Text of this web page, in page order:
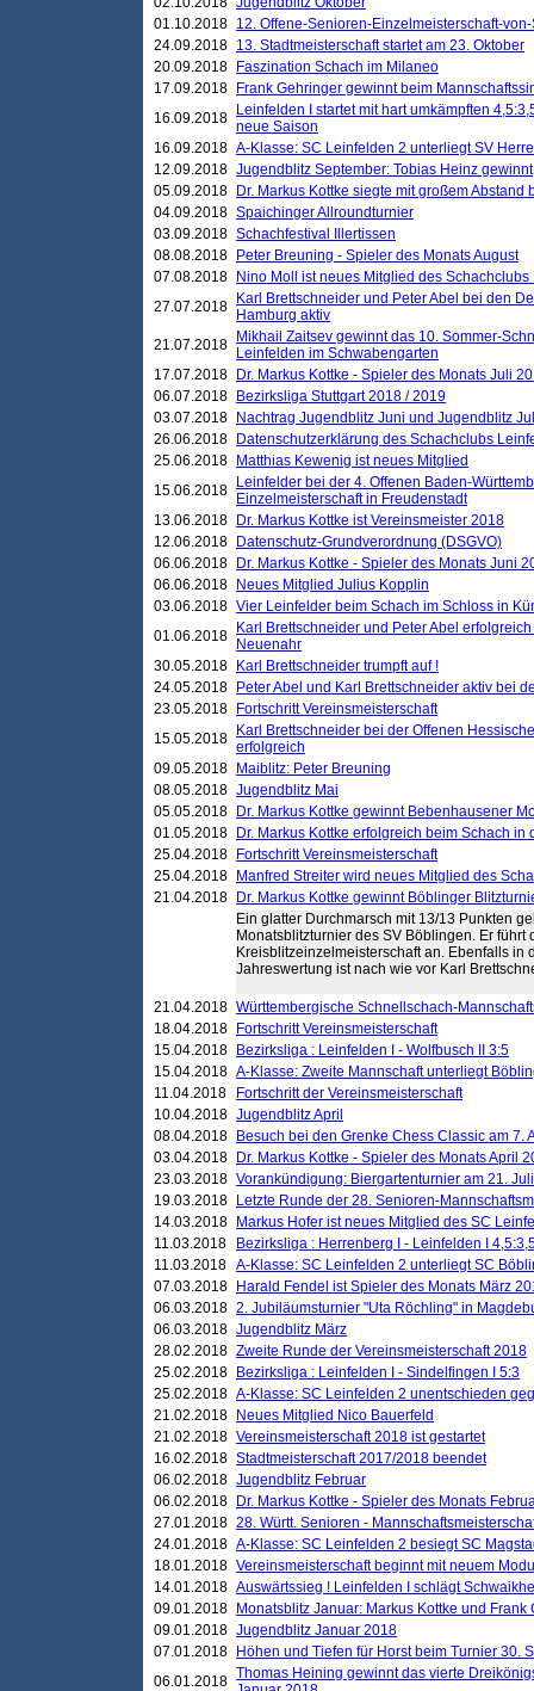
01.10.2018 12. Offene-Senioren-Einzelmeisterschaft-
24.09.2018 13. Stadtmeisterschaft startet am 23. Oktober
20.09.2018
Faszination Schach im Milaneo
17.09.2018
Frank Gehringer gewinnt beim
16.09.2018
Leinfelden I startet mit hart umkämpften
neue Saison
16.09.2018 A-Klasse: SC Leinfelden 2 unterliegt SV
12.09.2018 Jugendblitz September: Tobias Heinz gewinnt
05.09.2018
Dr. Markus Kottke siegte mit großem
04.09.2018 Spaichinger Allroundturnier
03.09.2018 Schachfestival Illertissen
08.08.2018
Peter Breuning - Spieler des Monats August
07.08.2018
Nino Moll ist neues Mitglied des
27.07.2018
Karl Brettschneider und Peter Abel bei den
Hamburg aktiv
21.07.2018
Mikhail Zaitsev gewinnt das 10. Sommer-
Leinfelden im Schwabengarten
17.07.2018
Dr. Markus Kottke - Spieler des Monats Juli
06.07.2018
Bezirksliga Stuttgart 2018 / 2019
03.07.2018
Nachtrag Jugendblitz Juni und Jugendblitz
26.06.2018
Datenschutzerklärung des Schachclubs
25.06.2018
Matthias Kewenig ist neues Mitglied
15.06.2018
Leinfelder bei der 4. Offenen Baden-
Einzelmeisterschaft in Freudenstadt
13.06.2018
Dr. Markus Kottke ist Vereinsmeister 2018
12.06.2018
Datenschutz-Grundverordnung (DSGVO)
06.06.2018
Dr. Markus Kottke - Spieler des Monats Juni
06.06.2018
Neues Mitglied Julius Kopplin
03.06.2018 Vier Leinfelder beim Schach im Schloss in
01.06.2018
Karl Brettschneider und Peter Abel
Neuenahr
30.05.2018
Karl Brettschneider trumpft auf !
24.05.2018
Peter Abel und Karl Brettschneider aktiv bei
23.05.2018
Fortschritt Vereinsmeisterschaft
15.05.2018
Karl Brettschneider bei der Offenen
erfolgreich
09.05.2018
Maiblitz: Peter Breuning
08.05.2018 Jugendblitz Mai
05.05.2018
Dr. Markus Kottke gewinnt Bebenhausener
01.05.2018
Dr. Markus Kottke erfolgreich beim Schach
25.04.2018
Fortschritt Vereinsmeisterschaft
25.04.2018
Manfred Streiter wird neues Mitglied des
21.04.2018
Dr. Markus Kottke gewinnt Böblinger
Ein glatter Durchmarsch mit 13/13 Punkten
Monatsblitzturnier des SV Böblingen. Er
Kreisblitzeinzelmeisterschaft an. Ebenfalls in
Jahreswertung ist nach wie vor Karl
21.04.2018 Württembergische Schnellschach-
18.04.2018
Fortschritt Vereinsmeisterschaft
15.04.2018
Bezirksliga : Leinfelden I - Wolfbusch II 3:5
15.04.2018 A-Klasse: Zweite Mannschaft unterliegt
11.04.2018
Fortschritt der Vereinsmeisterschaft
10.04.2018 Jugendblitz April
08.04.2018
Besuch bei den Grenke Chess Classic am 7.
03.04.2018
Dr. Markus Kottke - Spieler des Monats April
23.03.2018 Vorankündigung: Biergartenturnier am 21.
19.03.2018
Letzte Runde der 28. Senioren-
14.03.2018
Markus Hofer ist neues Mitglied des SC
11.03.2018
Bezirksliga : Herrenberg I - Leinfelden I
11.03.2018 A-Klasse: SC Leinfelden 2 unterliegt SC
07.03.2018
Harald Fendel ist Spieler des Monats März
06.03.2018 2. Jubiläumsturnier "Uta Röchling" in
06.03.2018 Jugendblitz März
28.02.2018 Zweite Runde der Vereinsmeisterschaft 2018
25.02.2018
Bezirksliga : Leinfelden I - Sindelfingen I 5:3
25.02.2018 A-Klasse: SC Leinfelden 2 unentschieden
21.02.2018
Neues Mitglied Nico Bauerfeld
21.02.2018 Vereinsmeisterschaft 2018 ist gestartet
16.02.2018 Stadtmeisterschaft 2017/2018 beendet
06.02.2018 Jugendblitz Februar
06.02.2018
Dr. Markus Kottke - Spieler des Monats
27.01.2018 28. Württ. Senioren -
24.01.2018 A-Klasse: SC Leinfelden 2 besiegt SC
18.01.2018 Vereinsmeisterschaft beginnt mit neuem
14.01.2018 Auswärtssieg ! Leinfelden I schlägt
09.01.2018
Monatsblitz Januar: Markus Kottke und
09.01.2018 Jugendblitz Januar 2018
07.01.2018
Höhen und Tiefen für Horst beim Turnier 30.
06.01.2018 Thomas Heining gewinnt das vierte